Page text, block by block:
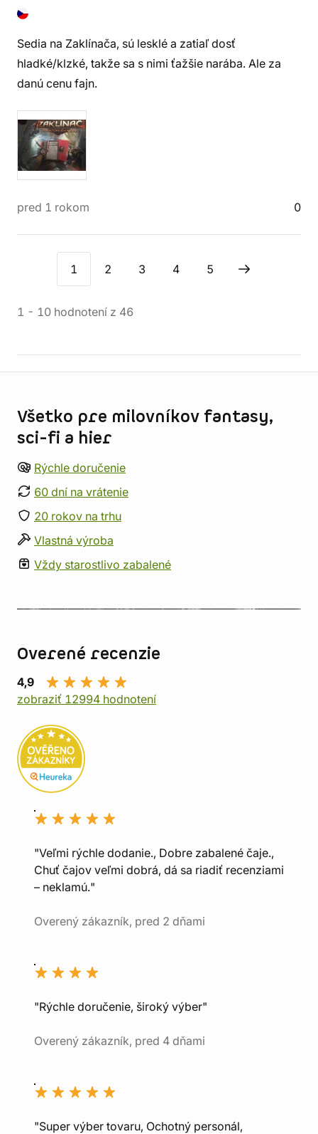
Sedia na Zaklínača, sú lesklé a zatiaľ dosť
hladké/klzké, takže sa s nimi ťažšie narába. Ale za
danú cenu fajn.
pred 1 rokom 0
1 2 3 4 5
1 - 10 hodnotení z 46
Všetko pre milovníkov fantasy,
sci-fi a hier
Rýchle doručenie
60 dní na vrátenie
20 rokov na trhu
Vlastná výroba
Vždy starostlivo zabalené
Overené recenzie
4,9
zobraziť 12994 hodnotení
"Veľmi rýchle dodanie., Dobre zabalené čaje.,
Chuť čajov veľmi dobrá, dá sa riadiť recenziami
– neklamú."
Overený zákazník, pred 2 dňami
"Rýchle doručenie, široký výber"
Overený zákazník, pred 4 dňami
"Super výber tovaru, Ochotný personál,